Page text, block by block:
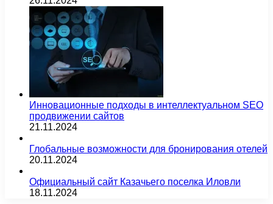
Инновационные подходы в интеллектуальном SEO
продвижении сайтов
21.11.2024
Глобальные возможности для бронирования отелей
20.11.2024
Официальный сайт Казачьего поселка Иловли
18.11.2024